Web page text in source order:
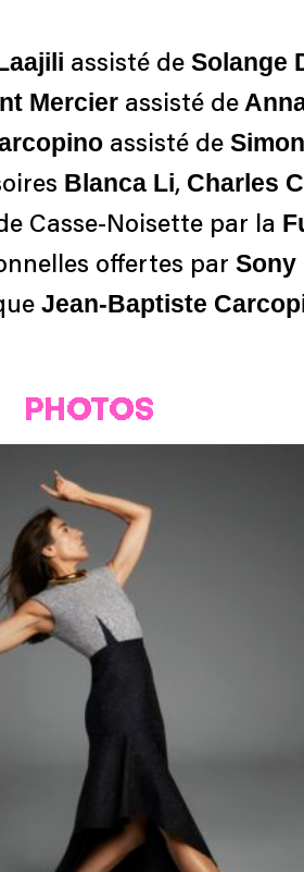
assisté de Solange
Mercier assisté de
assisté de
Blanca Li, Charles
Casse-Noisette par la
offertes par Sony
Jean-Baptiste
PHOTOS